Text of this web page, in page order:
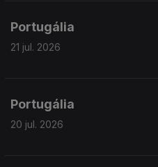
Portugália
21 jul. 2026
Portugália
20 jul. 2026